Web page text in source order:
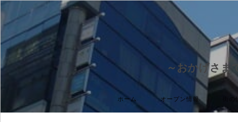
～おかげさま
ホーム オープン情報 街の